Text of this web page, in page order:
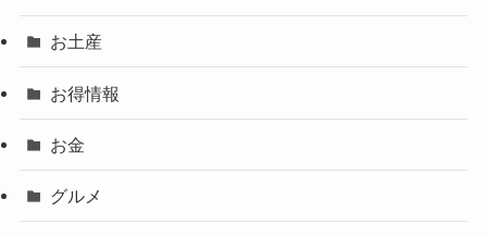
お土産
お得情報
お金
グルメ